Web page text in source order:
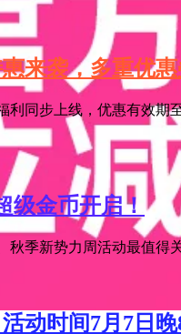
来袭，多重优
同步上线，优惠有效
级金币开启！
季新势力周活动最值得
动时间7月7日晚